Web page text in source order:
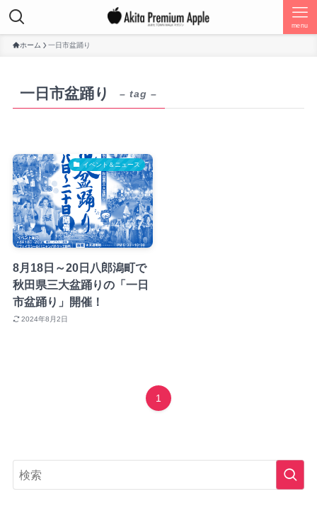
menu
ホーム 一日市盆踊り
一日市盆踊り – tag –
イベント＆ニュース
8月18日～20日八郎潟町で
秋田県三大盆踊りの「一日
市盆踊り」開催！
2024年8月2日
1